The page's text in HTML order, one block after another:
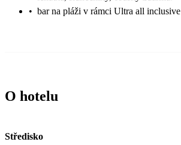
• bar na pláži v rámci Ultra all inclusive
O hotelu
Středisko